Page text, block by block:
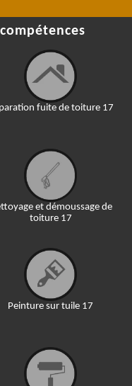
fuite de toiture 17
et démoussage de
toiture 17
Peinture sur tuile 17